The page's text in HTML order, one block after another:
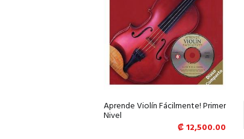
Aprende Violín Fácilmente! Primer
Nivel
₡12,500.00